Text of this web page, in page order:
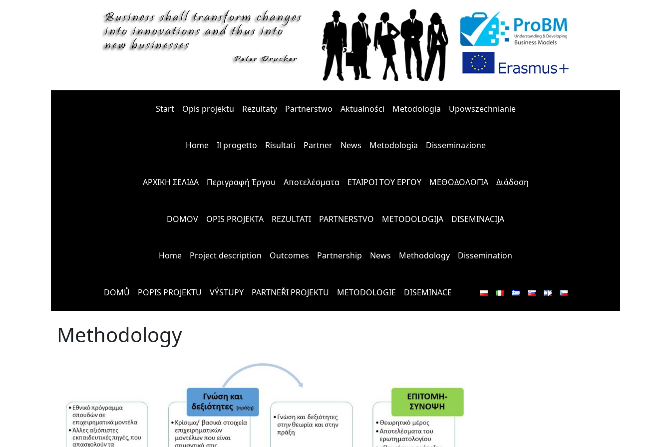
Start Opis projektu Rezultaty Partnerstwo Aktualności Metodologia Upowszechnianie
Home Il progetto Risultati Partner News Metodologia Disseminazione
ΑΡΧΙΚΗ ΣΕΛΙΔΑ Περιγραφή Έργου Αποτελέσματα ΕΤΑΙΡΟΙ ΤΟΥ ΕΡΓΟΥ ΜΕΘΟΔΟΛΟΓΙΑ Διάδοση
DOMOV OPIS PROJEKTA REZULTATI PARTNERSTVO METODOLOGIJA DISEMINACIJA
Home Project description Outcomes Partnership News Methodology Dissemination
DOMŮ POPIS PROJEKTU VÝSTUPY PARTNEŘI PROJEKTU METODOLOGIE DISEMINACE
Methodology